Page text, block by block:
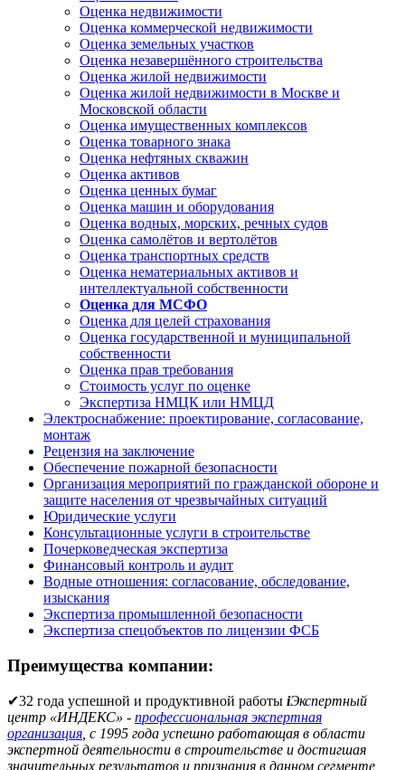
Оценка недвижимости
Оценка коммерческой недвижимости
Оценка земельных участков
Оценка незавершённого строительства
Оценка жилой недвижимости
Оценка жилой недвижимости в Москве и
Московской области
Оценка имущественных комплексов
Оценка товарного знака
Оценка нефтяных скважин
Оценка активов
Оценка ценных бумаг
Оценка машин и оборудования
Оценка водных, морских, речных судов
Оценка самолётов и вертолётов
Оценка транспортных средств
Оценка нематериальных активов и
интеллектуальной собственности
Оценка для МСФО
Оценка для целей страхования
Оценка государственной и муниципальной
собственности
Оценка прав требования
Стоимость услуг по оценке
Экспертиза НМЦК или НМЦД
Электроснабжение: проектирование, согласование,
монтаж
Рецензия на заключение
Обеспечение пожарной безопасности
Организация мероприятий по гражданской обороне и
защите населения от чрезвычайных ситуаций
Юридические услуги
Консультационные услуги в строительстве
Почерковедческая экспертиза
Финансовый контроль и аудит
Водные отношения: согласование, обследование,
изыскания
Экспертиза промышленной безопасности
Экспертиза спецобъектов по лицензии ФСБ
Преимущества компании:
✔32 года успешной и продуктивной работы iЭкспертный
центр «ИНДЕКС» - профессиональная экспертная
организация, с 1995 года успешно работающая в области
экспертной деятельности в строительстве и достигшая
значительных результатов и признания в данном сегменте